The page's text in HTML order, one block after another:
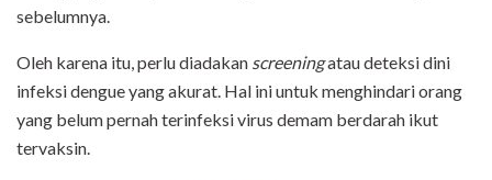
sebelumnya.
Oleh karena itu, perlu diadakan screeningatau deteksi dini
infeksi dengue yang akurat. Hal ini untuk menghindari orang
yang belum pernah terinfeksi virus demam berdarah ikut
tervaksin.